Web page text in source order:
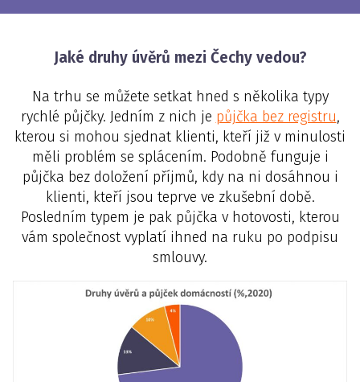
Jaké druhy úvěrů mezi Čechy vedou?
Na trhu se můžete setkat hned s několika typy
rychlé půjčky. Jedním z nich je půjčka bez registru,
kterou si mohou sjednat klienti, kteří již v minulosti
měli problém se splácením. Podobně funguje i
půjčka bez doložení příjmů, kdy na ni dosáhnou i
klienti, kteří jsou teprve ve zkušební době.
Posledním typem je pak půjčka v hotovosti, kterou
vám společnost vyplatí ihned na ruku po podpisu
smlouvy.